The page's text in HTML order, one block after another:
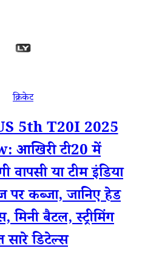
क्रिकेट
5th T20I 2025
आखिरी टी20 में
वापसी या टीम इंडिया
पर कब्जा, जानिए हेड
मिनी बैटल, स्ट्रीमिंग
डिटेल्स